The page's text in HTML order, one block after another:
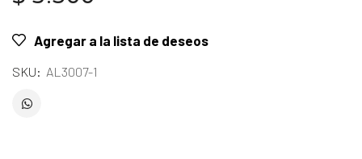
Agregar a la lista de deseos
SKU: AL3007-1